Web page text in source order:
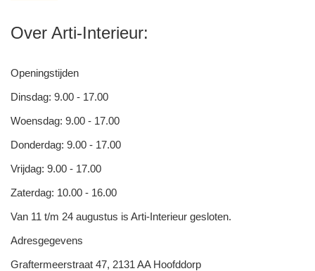
Over Arti-Interieur:
Openingstijden
Dinsdag: 9.00 - 17.00
Woensdag: 9.00 - 17.00
Donderdag: 9.00 - 17.00
Vrijdag: 9.00 - 17.00
Zaterdag: 10.00 - 16.00
Van 11 t/m 24 augustus is Arti-Interieur gesloten.
Adresgegevens
Graftermeerstraat 47, 2131 AA Hoofddorp